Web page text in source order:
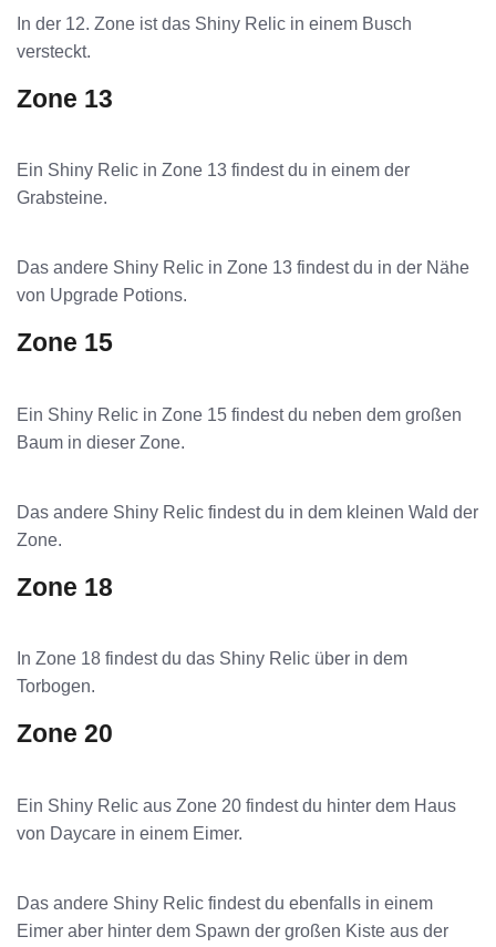
In der 12. Zone ist das Shiny Relic in einem Busch
versteckt.
Zone 13
Ein Shiny Relic in Zone 13 findest du in einem der
Grabsteine.
Das andere Shiny Relic in Zone 13 findest du in der Nähe
von Upgrade Potions.
Zone 15
Ein Shiny Relic in Zone 15 findest du neben dem großen
Baum in dieser Zone.
Das andere Shiny Relic findest du in dem kleinen Wald der
Zone.
Zone 18
In Zone 18 findest du das Shiny Relic über in dem
Torbogen.
Zone 20
Ein Shiny Relic aus Zone 20 findest du hinter dem Haus
von Daycare in einem Eimer.
Das andere Shiny Relic findest du ebenfalls in einem
Eimer aber hinter dem Spawn der großen Kiste aus der